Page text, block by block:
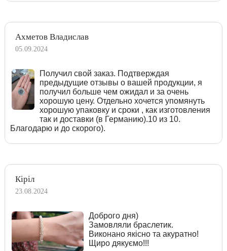
Ахметов Владислав
05.09.2024
Получил свой заказ. Подтверждая
предыдущие отзывы о вашей продукции, я
получил больше чем ожидал и за очень
хорошую цену. Отдельно хочется упомянуть
хорошую упаковку и сроки , как изготовления
так и доставки (в Германию).10 из 10.
Благодарю и до скорого).
Кіріл
23.08.2024
Доброго дня)
Замовляли браслетик.
Виконано якісно та акуратно!
Щиро дякуємо!!!